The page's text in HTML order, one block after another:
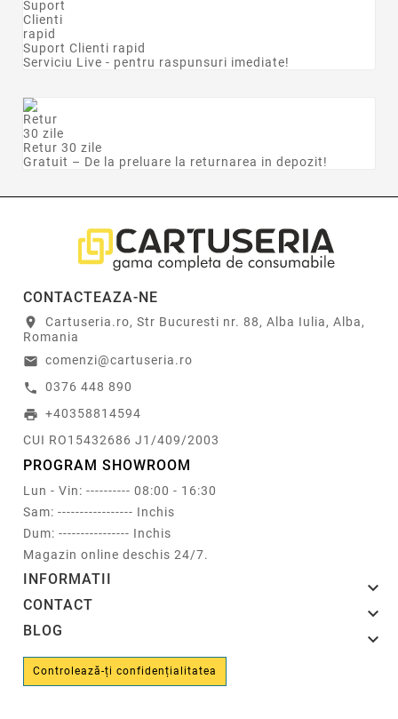
Suport Clienti rapid
Serviciu Live - pentru raspunsuri imediate!
Retur 30 zile
Gratuit – De la preluare la returnarea in depozit!
CONTACTEAZA-NE
location_on
Cartuseria.ro, Str Bucuresti nr. 88, Alba Iulia, Alba,
Romania
email comenzi@cartuseria.ro
call 0376 448 890
print +40358814594
CUI RO15432686 J1/409/2003
PROGRAM SHOWROOM
Lun - Vin: ---------- 08:00 - 16:30
Sam: ----------------- Inchis
Dum: ---------------- Inchis
Magazin online deschis 24/7.
INFORMATII 
CONTACT 
BLOG 
Controlează-ți confidențialitatea